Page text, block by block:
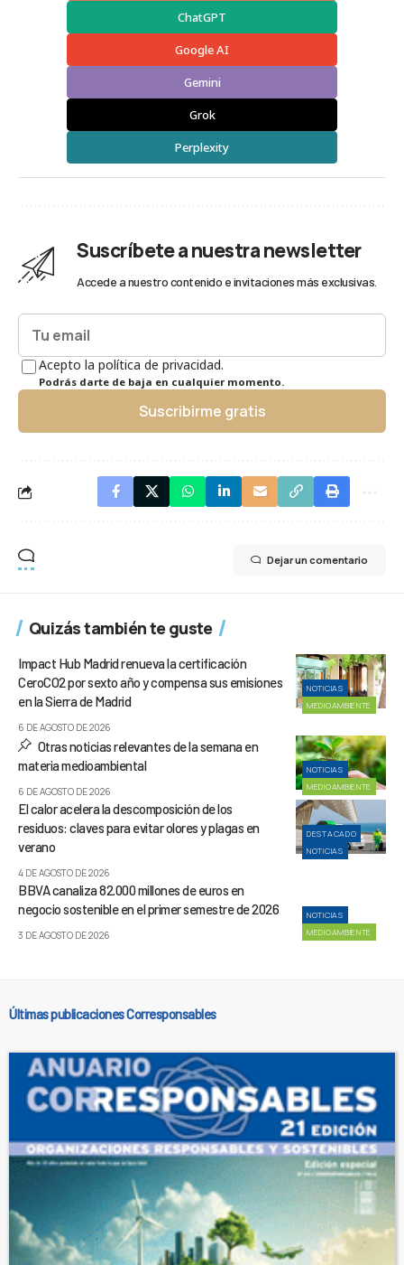
ChatGPT
Google AI
Gemini
Grok
Perplexity
Suscríbete a nuestra newsletter
Accede a nuestro contenido e invitaciones más exclusivas.
Acepto la política de privacidad.
Podrás darte de baja en cualquier momento.
Suscribirme gratis
Dejar un comentario
Quizás también te guste
NOTICIAS
MEDIOAMBIENTE
Impact Hub Madrid renueva la certificación
CeroCO2 por sexto año y compensa sus emisiones
en la Sierra de Madrid
6 DE AGOSTO DE 2026
NOTICIAS
MEDIOAMBIENTE
Otras noticias relevantes de la semana en
materia medioambiental
6 DE AGOSTO DE 2026
DESTACADO
NOTICIAS
El calor acelera la descomposición de los
residuos: claves para evitar olores y plagas en
verano
4 DE AGOSTO DE 2026
NOTICIAS
MEDIOAMBIENTE
BBVA canaliza 82.000 millones de euros en
negocio sostenible en el primer semestre de 2026
3 DE AGOSTO DE 2026
Últimas publicaciones Corresponsables